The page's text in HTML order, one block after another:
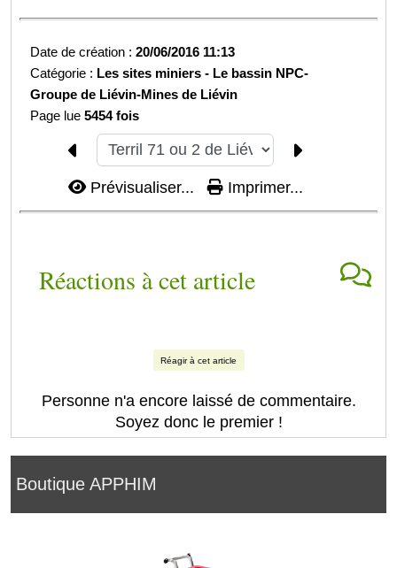
Boutique APPHIM
Date de création :20/06/2016 11:13
Catégorie : Les sites miniers - Le bassin NPC-
Groupe de Liévin-Mines de Liévin
Page lue5454 fois
Prévisualiser... Imprimer...
Réactions à cet article
Réagir à cet article
Personne n'a encore laissé de commentaire.
Soyez donc le premier !